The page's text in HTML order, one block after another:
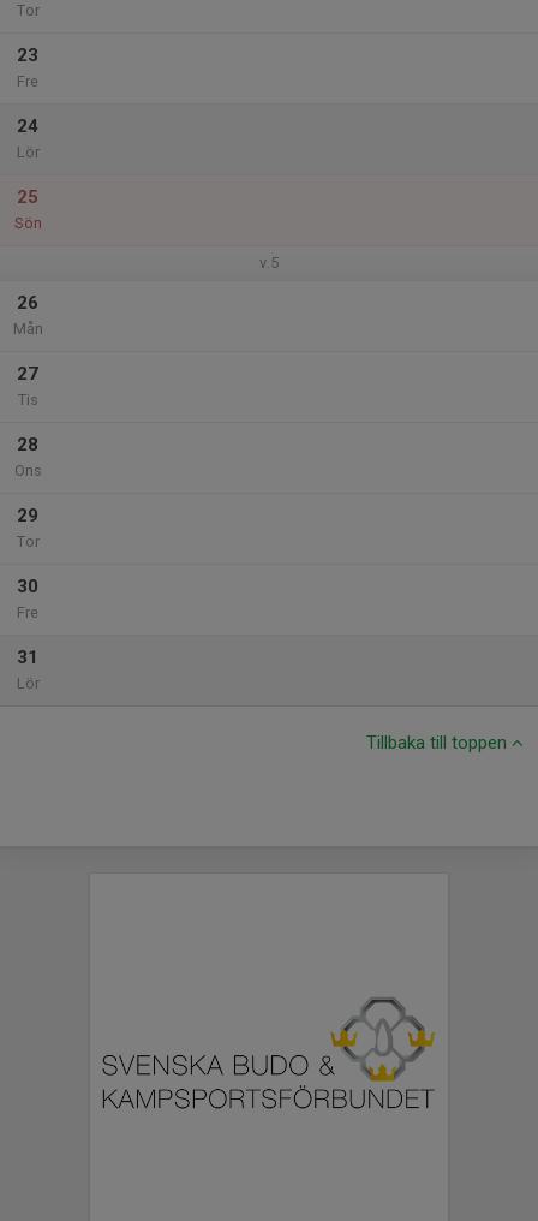
Tor
23
Fre
24
Lör
25
Sön
v.5
26
Mån
27
Tis
28
Ons
29
Tor
30
Fre
31
Lör
Tillbaka till toppen